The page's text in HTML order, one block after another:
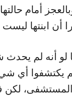
أمام
أن ابنتها ليست
لو أنه لم
يكتشفوا أي